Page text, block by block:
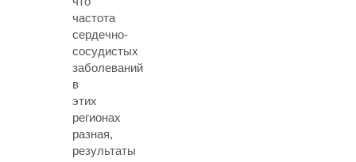
частота
сердечно-
сосудистых
заболеваний
в
этих
регионах
разная,
результаты